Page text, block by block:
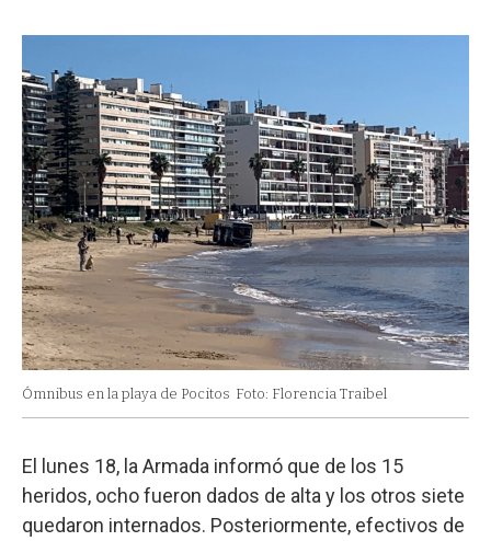
Ómnibus en la playa de Pocitos Foto: Florencia Traibel
El lunes 18, la Armada informó que de los 15
heridos, ocho fueron dados de alta y los otros siete
quedaron internados. Posteriormente, efectivos de